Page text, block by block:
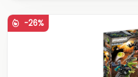
-26%